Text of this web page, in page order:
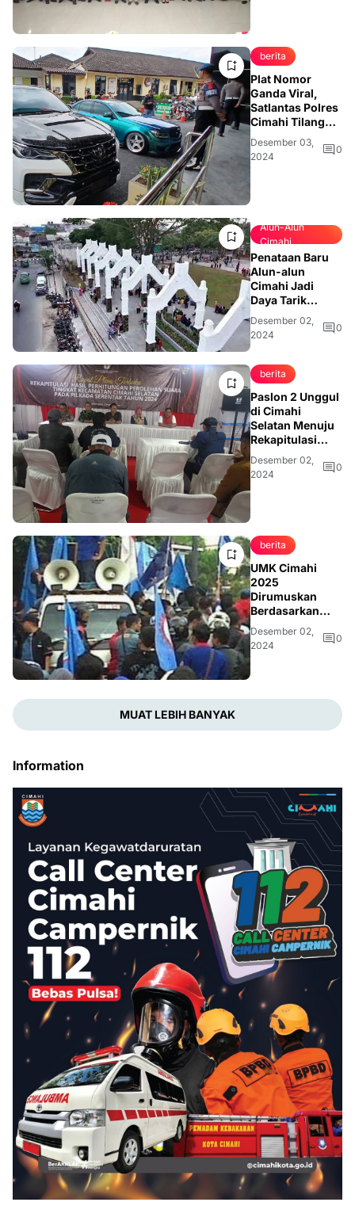
berita
Plat Nomor
Ganda Viral,
Satlantas Polres
Cimahi Tilang
Pemilik
Mercedes-Benz
dan Fortuner
Desember 03,
2024
0
Alun-Alun
Cimahi
Penataan Baru
Alun-alun
Cimahi Jadi
Daya Tarik
Wisata Modern
Desember 02,
2024
0
berita
Paslon 2 Unggul
di Cimahi
Selatan Menuju
Rekapitulasi
Kota
Desember 02,
2024
0
berita
UMK Cimahi
2025
Dirumuskan
Berdasarkan
Inflasi dan
Pertumbuhan
Ekonomi
Desember 02,
2024
0
MUAT LEBIH BANYAK
Information